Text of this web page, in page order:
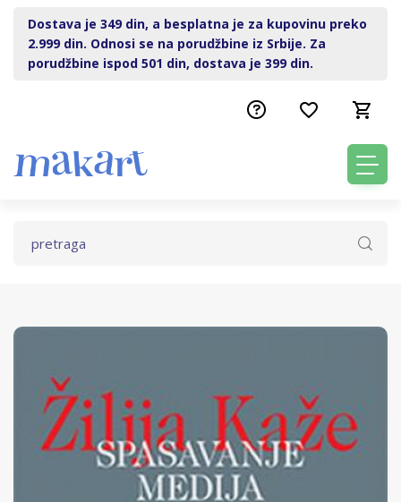
Dostava je 349 din, a besplatna je za kupovinu preko
2.999 din. Odnosi se na porudžbine iz Srbije. Za
porudžbine ispod 501 din, dostava je 399 din.